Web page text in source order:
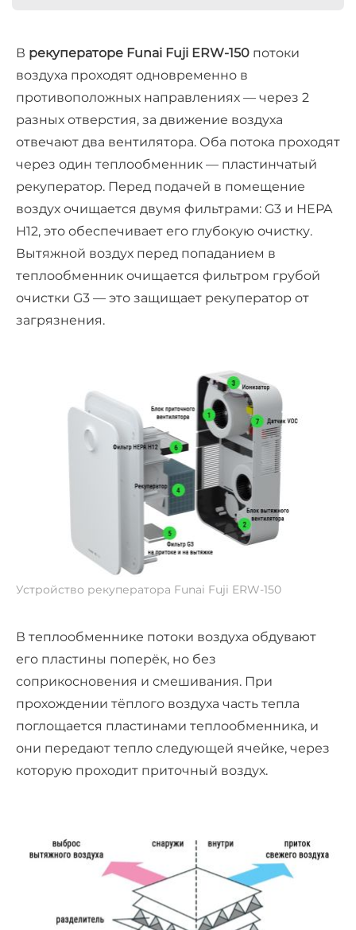
В рекуператоре Funai Fuji ERW-150 потоки
воздуха проходят одновременно в
противоположных направлениях — через 2
разных отверстия, за движение воздуха
отвечают два вентилятора. Оба потока проходят
через один теплообменник — пластинчатый
рекуператор. Перед подачей в помещение
воздух очищается двумя фильтрами: G3 и HEPA
Н12, это обеспечивает его глубокую очистку.
Вытяжной воздух перед попаданием в
теплообменник очищается фильтром грубой
очистки G3 — это защищает рекуператор от
загрязнения.
Устройство рекуператора Funai Fuji ERW-150
В теплообменнике потоки воздуха обдувают
его пластины поперёк, но без
соприкосновения и смешивания. При
прохождении тёплого воздуха часть тепла
поглощается пластинами теплообменника, и
они передают тепло следующей ячейке, через
которую проходит приточный воздух.